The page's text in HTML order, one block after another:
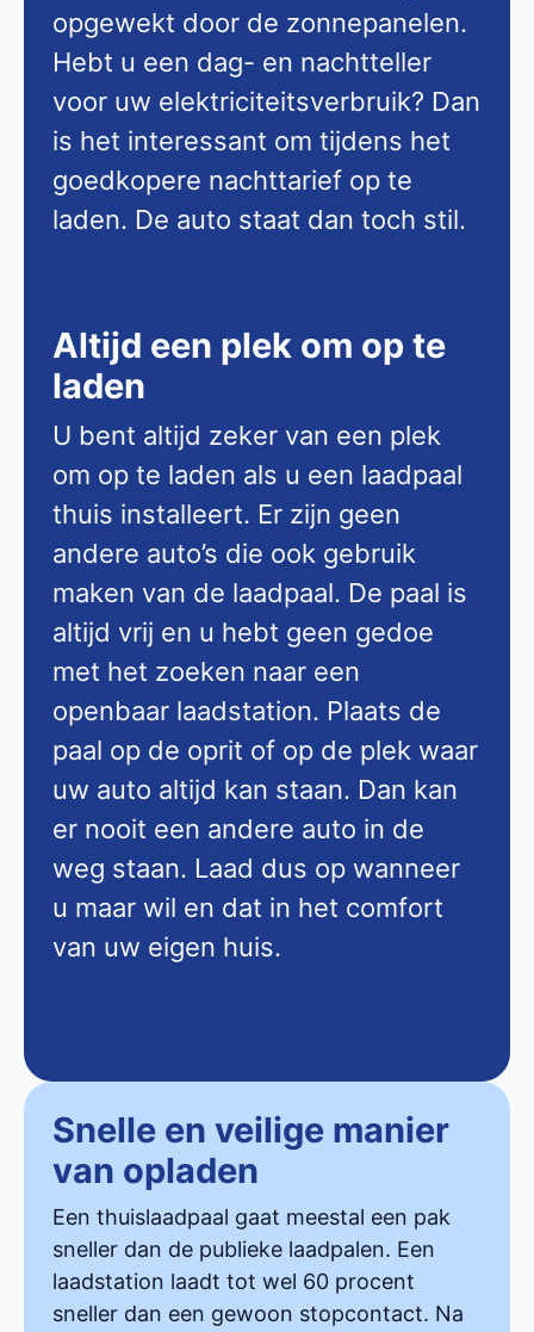
opgewekt door de zonnepanelen.
Hebt u een dag- en nachtteller
voor uw elektriciteitsverbruik? Dan
is het interessant om tijdens het
goedkopere nachttarief op te
laden. De auto staat dan toch stil.
Altijd een plek om op te
laden
U bent altijd zeker van een plek
om op te laden als u een laadpaal
thuis installeert. Er zijn geen
andere auto’s die ook gebruik
maken van de laadpaal. De paal is
altijd vrij en u hebt geen gedoe
met het zoeken naar een
openbaar laadstation. Plaats de
paal op de oprit of op de plek waar
uw auto altijd kan staan. Dan kan
er nooit een andere auto in de
weg staan. Laad dus op wanneer
u maar wil en dat in het comfort
van uw eigen huis.
Snelle en veilige manier
van opladen
Een thuislaadpaal gaat meestal een pak
sneller dan de publieke laadpalen. Een
laadstation laadt tot wel 60 procent
sneller dan een gewoon stopcontact. Na